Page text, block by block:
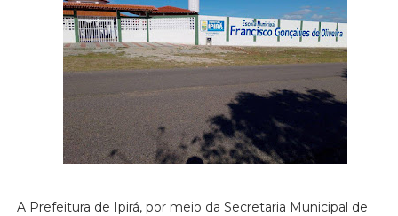
A Prefeitura de Ipirá, por meio da Secretaria Municipal de